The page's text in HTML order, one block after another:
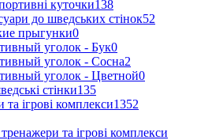
куточки138
до шведських стінок52
прыгунки0
уголок - Бук0
уголок - Сосна2
уголок - Цветной0
стінки135
та ігрові комплекси1352
та ігрові комплекси